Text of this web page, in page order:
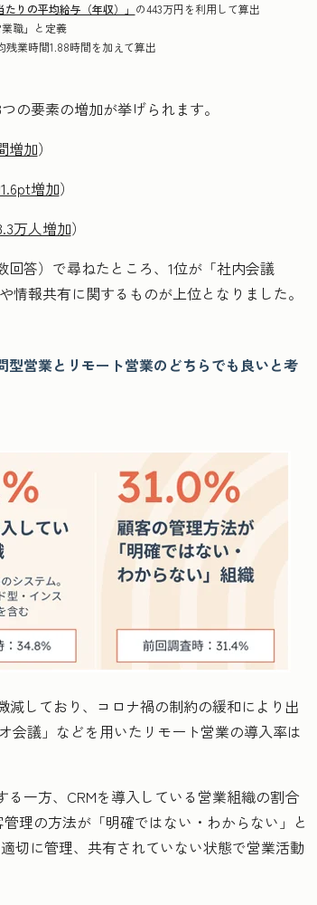
りの平均給与（年収）」 の443万円を利用して算出
職」と定義
業時間1.88時間を加えて算出
の要素の増加が挙げられます。
増加）
増加）
万人増加）
答）で尋ねたところ、1位が「社内会議
情報共有に関するものが上位となりました。
型営業とリモート営業のどちらでも良いと考
減しており、コロナ禍の制約の緩和により出
会議」などを用いたリモート営業の導入率は
一方、CRMを導入している営業組織の割合
理の方法が「明確ではない・わからない」と
切に管理、共有されていない状態で営業活動